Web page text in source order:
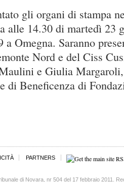
gli organi di stampa
alle 14.30 di martedì 23
Omegna. Saranno
Nord e del Ciss
e Giulia
di Beneficenza di
PARTNERS
di Novara, nr 504 del 17 febbraio 2011.